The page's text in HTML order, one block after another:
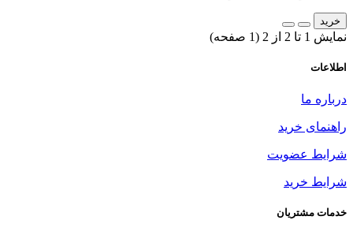
خرید
نمایش 1 تا 2 از 2 (1 صفحه)
اطلاعات
درباره ما
راهنمای خرید
شرایط عضویت
شرایط خرید
خدمات مشتریان